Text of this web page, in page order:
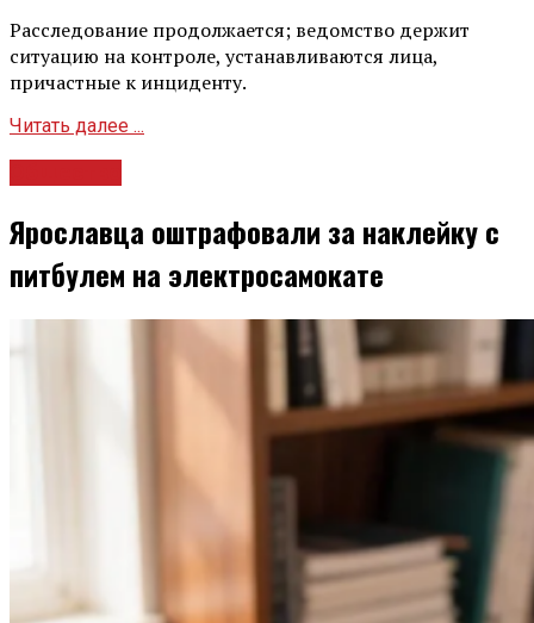
Расследование продолжается; ведомство держит
ситуацию на контроле, устанавливаются лица,
причастные к инциденту.
Читать далее ...
Ярославца оштрафовали за наклейку с
питбулем на электросамокате